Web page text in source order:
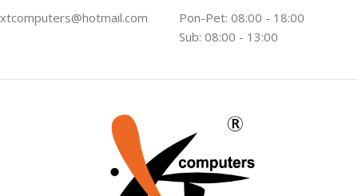
xtcomputers@hotmail.com
Pon-Pet: 08:00 - 18:00
Sub: 08:00 - 13:00